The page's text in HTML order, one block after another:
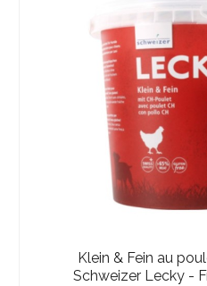
Klein & Fein au
Schweizer Lecky -